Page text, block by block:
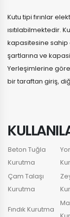
Kutu tipi fırınlar
ısıtılabilmektedir.
kapasitesine sahip
şartlarına ve
Yerleşimlerine
bir taraftan giriş,
Beton Tuğla
Kurutma
Çam Talaşı
Kurutma
Fındık Kurutma